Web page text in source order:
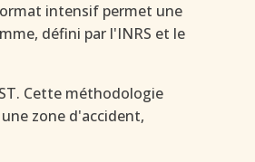
intensif permet une
défini par l'INRS et le
Cette méthodologie
zone d'accident,